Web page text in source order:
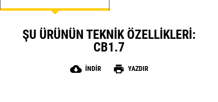
ŞU ÜRÜNÜN TEKNIK ÖZELLIKLERI:
CB1.7
cloud_download İNDIR print YAZDIR